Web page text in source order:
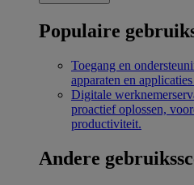
Populaire
Toegang en
apparaten en
Digitale
proactief oplossen,
productiviteit.
Andere